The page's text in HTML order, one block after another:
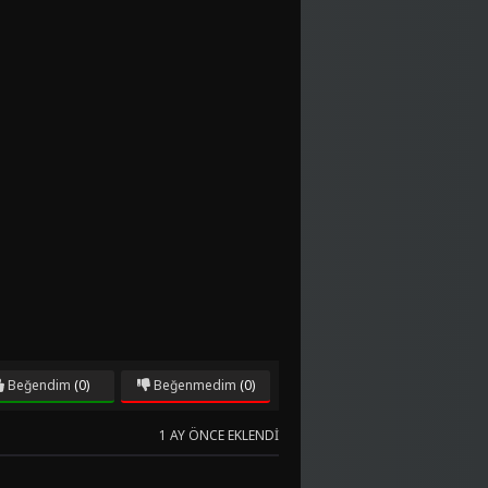
Beğendim (0) Beğenmedim (0)
1 AY ÖNCE EKLENDI